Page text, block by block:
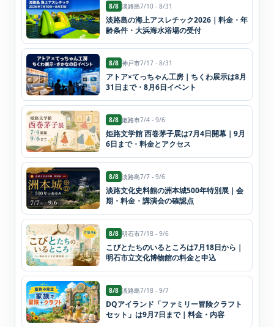
8/8 淡路島7/10 - 8/31
淡路島の海上アスレチック2026｜料金・年
齢条件・大浜海水浴場の受付
8/8 神戸市7/17 - 8/31
アトア×てっちゃん工房｜ちくわ展示は8月
31日まで・8月6日イベント
8/8 姫路市7/4 - 9/6
姫路文学館 西巻茅子展は7月4日開幕｜9月
6日まで・料金とアクセス
8/8 淡路島7/7 - 9/6
淡路文化史料館の洲本城500年特別展｜会
期・料金・講演会の確認点
8/8 明石市7/18 - 9/6
こびとたちのいるところは7月18日から｜
明石市立文化博物館の料金と申込
8/8 淡路島7/18 - 9/7
DQアイランド「ファミリー冒険クラフト
セット」は9月7日まで｜料金・内容